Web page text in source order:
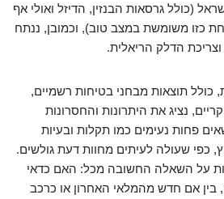
(כולל גרסאות הבנזין, הדיזל ואולי אף
כזו משומשת במצב טוב), וכמובן, ננתח
הדלק הריאלית.
כולל תוצאות מבחני בטיחות רשמיים,
נציג את היתרונות והחסרונות
פחות נעימים כמו תקלות ובעיות
כפי שעולה לעיתים מחוות דעת גולשים.
על השאלה החשובה מכל: האם כדאי
בין אם חדש מהמלאי האחרון או כרכב